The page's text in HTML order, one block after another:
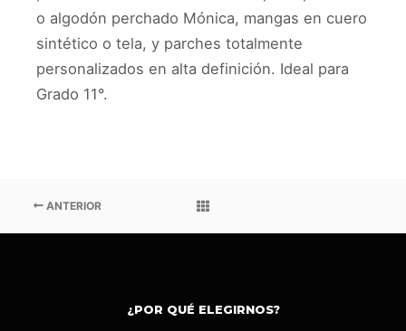
CHAQUETAS
PROMo algodón perchado Mónica, mangas en cuero
sintético o tela, y parches totalmente
personalizados en alta definición. Ideal para
Grado 11°.
ANTERIOR
¿POR QUÉ ELEGIRNOS?